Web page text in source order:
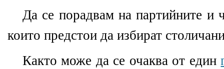
Да се порадвам на партийните и
които предстои да избират
Както може да се очаква от един